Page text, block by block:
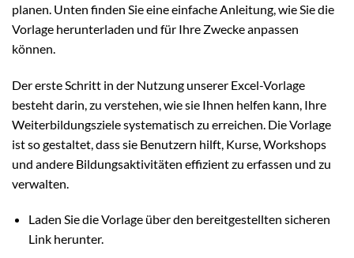
planen. Unten finden Sie eine einfache Anleitung, wie Sie die
Vorlage herunterladen und für Ihre Zwecke anpassen
können.
Der erste Schritt in der Nutzung unserer Excel-Vorlage
besteht darin, zu verstehen, wie sie Ihnen helfen kann, Ihre
Weiterbildungsziele systematisch zu erreichen. Die Vorlage
ist so gestaltet, dass sie Benutzern hilft, Kurse, Workshops
und andere Bildungsaktivitäten effizient zu erfassen und zu
verwalten.
Laden Sie die Vorlage über den bereitgestellten sicheren
Link herunter.